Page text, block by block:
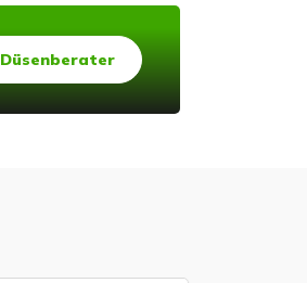
Düsenberater